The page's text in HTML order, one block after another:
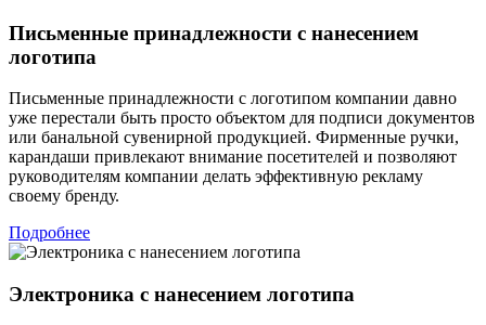
Письменные принадлежности с нанесением
логотипа
Письменные принадлежности с логотипом компании давно
уже перестали быть просто объектом для подписи документов
или банальной сувенирной продукцией. Фирменные ручки,
карандаши привлекают внимание посетителей и позволяют
руководителям компании делать эффективную рекламу
своему бренду.
Подробнее
Электроника с нанесением логотипа